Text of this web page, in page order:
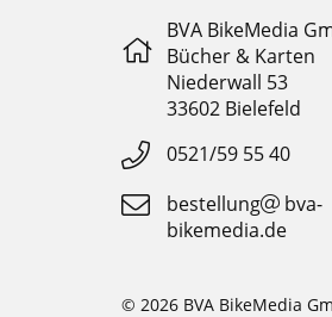
BVA BikeMedia
Bücher & Karten
Niederwall 53
33602 Bielefeld
0521/59 55 40
bestellung
bva-
bikemedia.de
© 2026 BVA BikeMedia